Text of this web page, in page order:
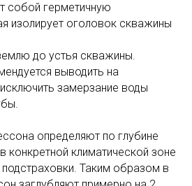
собой герметичную
изолирует оголовок скважины
до устья скважины.
выводить на
замерзание воды
определяют по глубине
конкретной климатической зоне
Таким образом в